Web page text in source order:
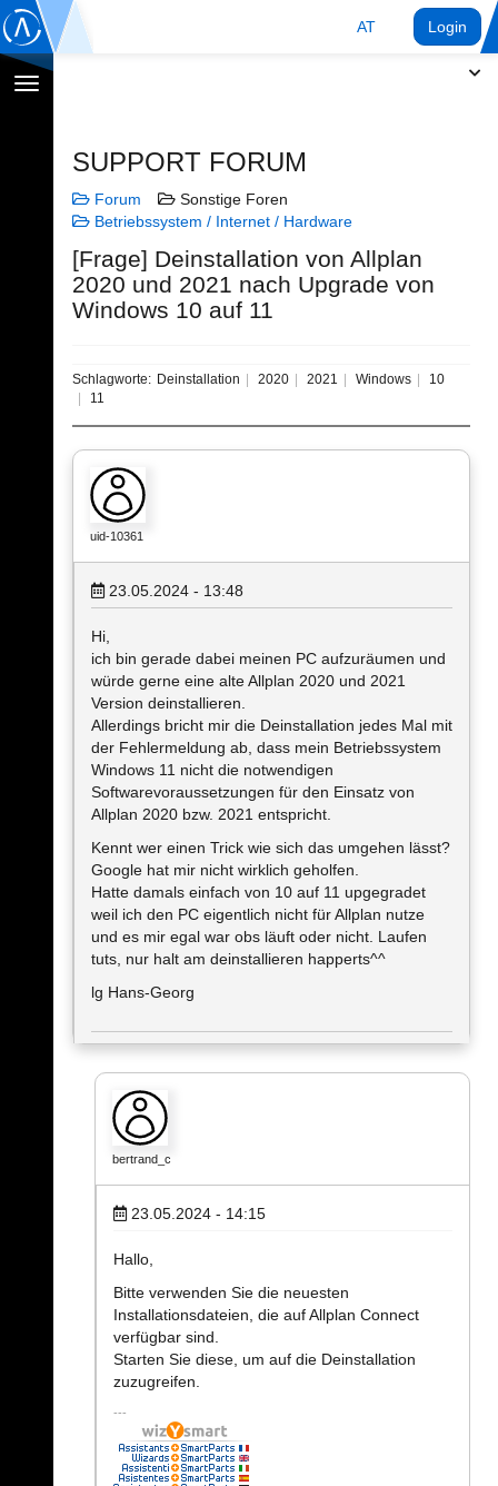
AT Login
Navigation
SUPPORT FORUM
Forum
Sonstige Foren
Betriebssystem / Internet / Hardware
[Frage] Deinstallation von Allplan
2020 und 2021 nach Upgrade von
Windows 10 auf 11
Schlagworte: Deinstallation 2020 2021 Windows
10
11
uid-10361
23.05.2024 - 13:48
Hi,
ich bin gerade dabei meinen PC aufzuräumen und
würde gerne eine alte Allplan 2020 und 2021
Version deinstallieren.
Allerdings bricht mir die Deinstallation jedes Mal mit
der Fehlermeldung ab, dass mein Betriebssystem
Windows 11 nicht die notwendigen
Softwarevoraussetzungen für den Einsatz von
Allplan 2020 bzw. 2021 entspricht.
Kennt wer einen Trick wie sich das umgehen lässt?
Google hat mir nicht wirklich geholfen.
Hatte damals einfach von 10 auf 11 upgegradet
weil ich den PC eigentlich nicht für Allplan nutze
und es mir egal war obs läuft oder nicht. Laufen
tuts, nur halt am deinstallieren happerts^^
lg Hans-Georg
bertrand_c
23.05.2024 - 14:15
Hallo,
Bitte verwenden Sie die neuesten
Installationsdateien, die auf Allplan Connect
verfügbar sind.
Starten Sie diese, um auf die Deinstallation
zuzugreifen.